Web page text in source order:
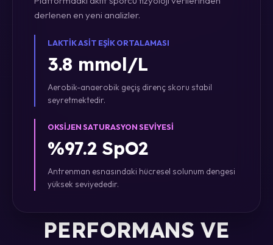
derlenen en yeni analizler.
LAKTIK ASIT EŞIK ORTALAMASI
3.8 mmol/L
Aerobik-anaerobik geçiş direnç skoru stabil
seyretmektedir.
OKSIJEN SATURASYON SEVIYESI
%97.2 SpO2
Antrenman esnasındaki hücresel solunum dengesi
yüksek seviyededir.
PERFORMANS VE